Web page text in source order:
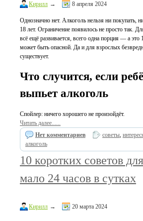
Кирилл → 8 апреля 2024
Однозначно нет. Алкоголь нельзя ни покупать,
18 лет. Ограничение появилось не просто так.
всё ещё развивается, всего одна порция — а это
может быть опасной. Да и для взрослых
существует.
Что случится, если
выпьет алкоголь
Спойлер: ничего хорошего не произойдёт.
Читать далее......
Нет комментариев
советы,
алкоголь
10 коротких советов
мало 24 часов в сутках
Кирилл → 20 марта 2024